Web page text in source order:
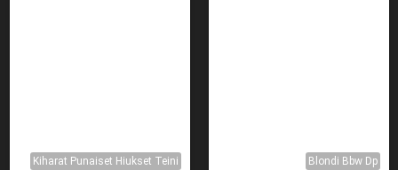
Kiharat Punaiset Hiukset Teini Blondi Bbw Dp